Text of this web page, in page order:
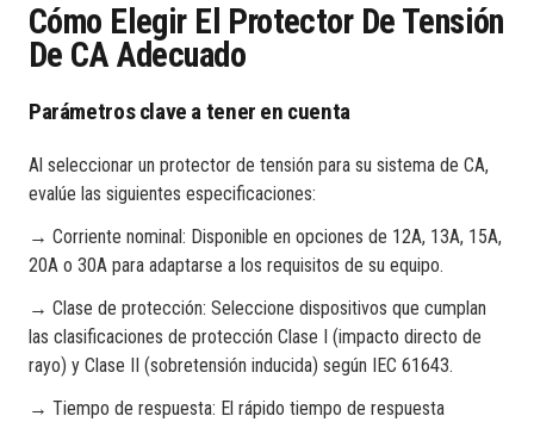
Cómo Elegir El Protector De Tensión
De CA Adecuado
Parámetros clave a tener en cuenta
Al seleccionar un protector de tensión para su sistema de CA,
evalúe las siguientes especificaciones:
→ Corriente nominal: Disponible en opciones de 12A, 13A, 15A,
20A o 30A para adaptarse a los requisitos de su equipo.
→ Clase de protección: Seleccione dispositivos que cumplan
las clasificaciones de protección Clase I (impacto directo de
rayo) y Clase II (sobretensión inducida) según IEC 61643.
→ Tiempo de respuesta: El rápido tiempo de respuesta